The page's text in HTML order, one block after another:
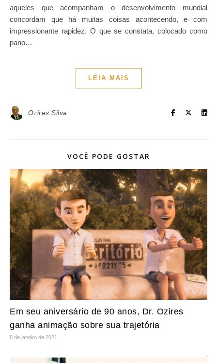
aqueles que acompanham o desenvolvimento mundial
concordam que há muitas coisas acontecendo, e com
impressionante rapidez. O que se constata, colocado como
pano…
LEIA MAIS
Ozires Silva
VOCÊ PODE GOSTAR
Em seu aniversário de 90 anos, Dr. Ozires
ganha animação sobre sua trajetória
8 de janeiro de 2021